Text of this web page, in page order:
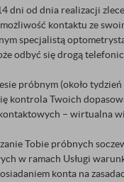
dni od dnia realizacji
kontaktu ze
specjalistą
odbyć się drogą
próbnym (około tydzień
kontrola Twoich
– wirtualna
Tobie próbnych
w ramach Usługi
konta na